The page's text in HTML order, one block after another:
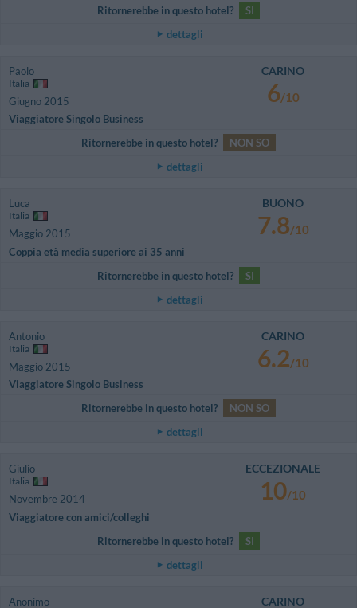
Ritornerebbe in questo hotel?
SI
dettagli
Paolo
Italia
Giugno 2015
Viaggiatore Singolo Business
CARINO
6/10
Ritornerebbe in questo hotel?
NON SO
dettagli
Luca
Italia
Maggio 2015
Coppia età media superiore ai 35 anni
BUONO
7.8/10
Ritornerebbe in questo hotel?
SI
dettagli
Antonio
Italia
Maggio 2015
Viaggiatore Singolo Business
CARINO
6.2/10
Ritornerebbe in questo hotel?
NON SO
dettagli
Giulio
Italia
Novembre 2014
Viaggiatore con amici/colleghi
ECCEZIONALE
10/10
Ritornerebbe in questo hotel?
SI
dettagli
Anonimo
CARINO